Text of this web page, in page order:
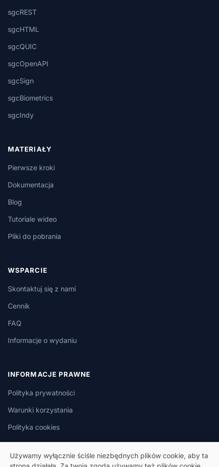
sgcREST
sgcHTML
sgcQUIC
sgcOpenAPI
sgcSign
sgcBiometrics
sgcIndy
MATERIAŁY
Pierwsze kroki
Dokumentacja
Blog
Tutoriale wideo
Pliki do pobrania
WSPARCIE
Skontaktuj się z nami
Cennik
FAQ
Informacje o wydaniu
INFORMACJE PRAWNE
Polityka prywatności
Warunki korzystania
Polityka cookies
Używamy wyłącznie ściśle niezbędnych plików cookie, aby ta